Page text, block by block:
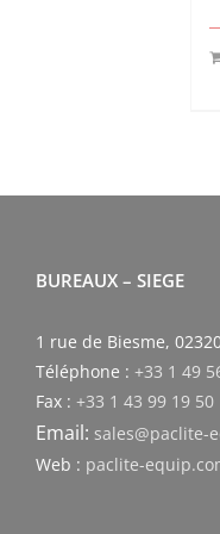
BUREAUX – SIEGE
1 rue de Biesme,
Téléphone : +33 1 49
Fax : +33 1 43 99 19 50
Email: sales@paclite-
Web : paclite-